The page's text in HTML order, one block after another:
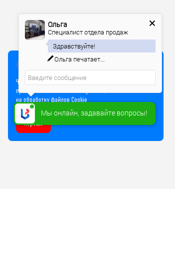
Мы используем куки
Чтобы улучшить работу сайта, мы используем Cookie и
прочие технологии. Используя сайт, вы соглашаетесь
на обработку файлов Cookie
Хорошо
Мы онлайн, задавайте вопросы!
Ольга
Специалист отдела продаж
Здравствуйте!
Ольга печатает...